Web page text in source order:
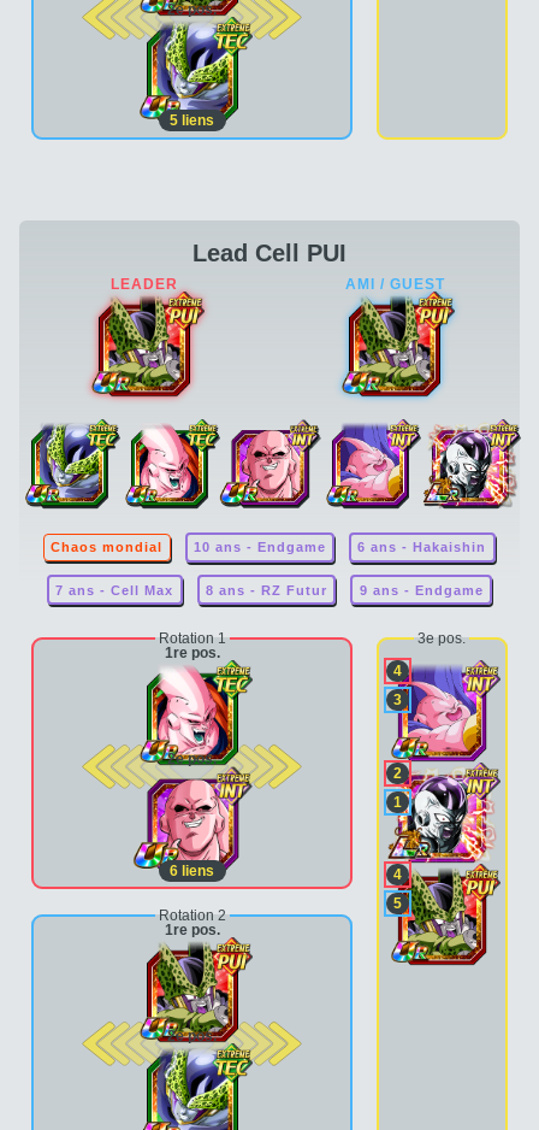
2e pos.
5 liens
Lead Cell PUI
Chaos mondial 10 ans - Endgame 6 ans - Hakaishin
7 ans - Cell Max 8 ans - RZ Futur 9 ans - Endgame
Rotation 1
1re pos.
2e pos.
6 liens
Rotation 2
1re pos.
2e pos.
3e pos.
4
3
2
1
4
5